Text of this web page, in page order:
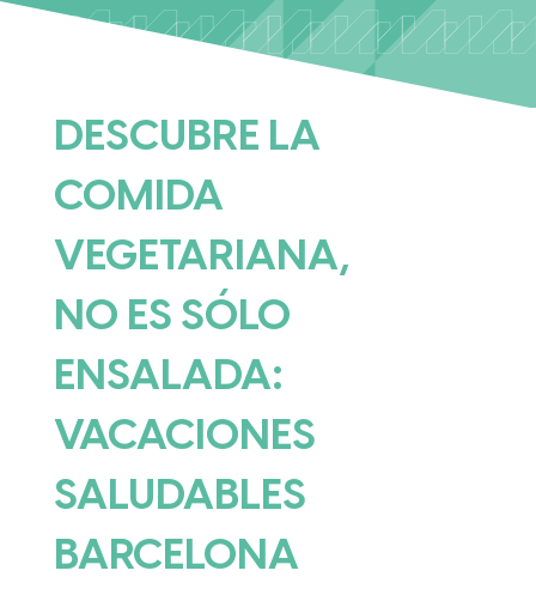
DESCUBRE LA
COMIDA
VEGETARIANA,
NO ES SÓLO
ENSALADA:
VACACIONES
SALUDABLES
BARCELONA